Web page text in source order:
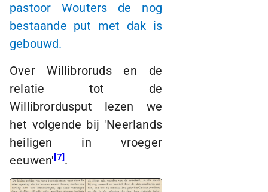
pastoor Wouters de nog
bestaande put met dak is
gebouwd.
Over Willibroruds en de
relatie tot de
Willibrordusput lezen we
het volgende bij 'Neerlands
heiligen in vroeger
eeuwen' 7 .